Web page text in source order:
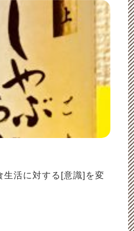
生活に対する[意識]を変